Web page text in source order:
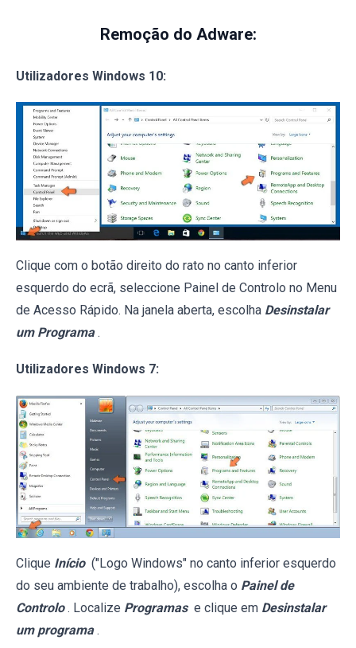
Remoção do Adware:
Utilizadores Windows 10:
Clique com o botão direito do rato no canto inferior
esquerdo do ecrã, seleccione Painel de Controlo no Menu
de Acesso Rápido. Na janela aberta, escolha Desinstalar
um Programa .
Utilizadores Windows 7:
Clique Início ("Logo Windows" no canto inferior esquerdo
do seu ambiente de trabalho), escolha o Painel de
Controlo . Localize Programas e clique em Desinstalar
um programa .